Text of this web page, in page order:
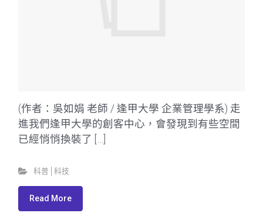
(作者：吳如娟 老師 / 逢甲大學 企業管理學系) 走
進我們逢甲大學的創客中心，會發現到有些空間
已經悄悄換裝了 […]
科普│科技
Read More